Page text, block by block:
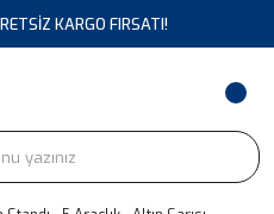
KARGO FIRSATI!